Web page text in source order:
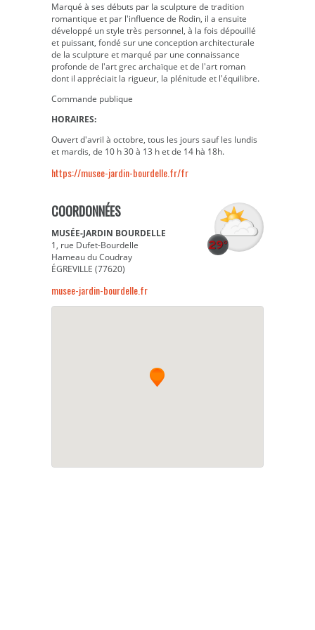
Marqué à ses débuts par la sculpture de tradition
romantique et par l'influence de Rodin, il a ensuite
développé un style très personnel, à la fois dépouillé
et puissant, fondé sur une conception architecturale
de la sculpture et marqué par une connaissance
profonde de l'art grec archaïque et de l'art roman
dont il appréciait la rigueur, la plénitude et l'équilibre.
Commande publique
HORAIRES:
Ouvert d'avril à octobre, tous les jours sauf les lundis
et mardis, de 10 h 30 à 13 h et de 14 hà 18h.
https://musee-jardin-bourdelle.fr/fr
COORDONNÉES
MUSÉE-JARDIN BOURDELLE
1, rue Dufet-Bourdelle
Hameau du Coudray
ÉGREVILLE (77620)
musee-jardin-bourdelle.fr